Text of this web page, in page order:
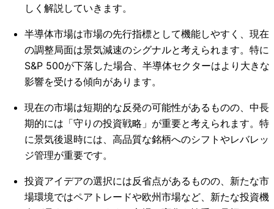
しく解説していきます。
半導体市場は市場の先行指標として機能しやすく、現在
の調整局面は景気減速のシグナルと考えられます。特に
S&P 500が下落した場合、半導体セクターはより大きな
影響を受ける傾向があります。
現在の市場は短期的な反発の可能性があるものの、中長
期的には「守りの投資戦略」が重要と考えられます。特
に景気後退時には、高品質な銘柄へのシフトやレバレッ
ジ管理が重要です。
投資アイデアの選択には反省点があるものの、新たな市
場環境ではペアトレードや欧州市場など、新たな投資機